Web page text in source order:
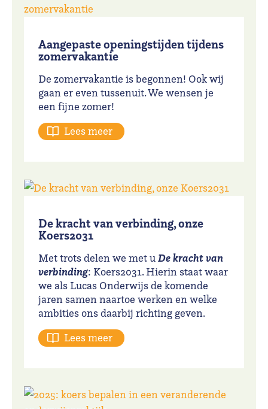
Aangepaste openingstijden tijdens
zomervakantie
De zomervakantie is begonnen! Ook wij
gaan er even tussenuit. We wensen je
een fijne zomer!
Lees meer
De kracht van verbinding, onze
Koers2031
Met trots delen we met uDe kracht van
verbinding: Koers2031. Hierin staat waar
we als Lucas Onderwijs de komende
jaren samen naartoe werken en welke
ambities ons daarbij richting geven.
Lees meer